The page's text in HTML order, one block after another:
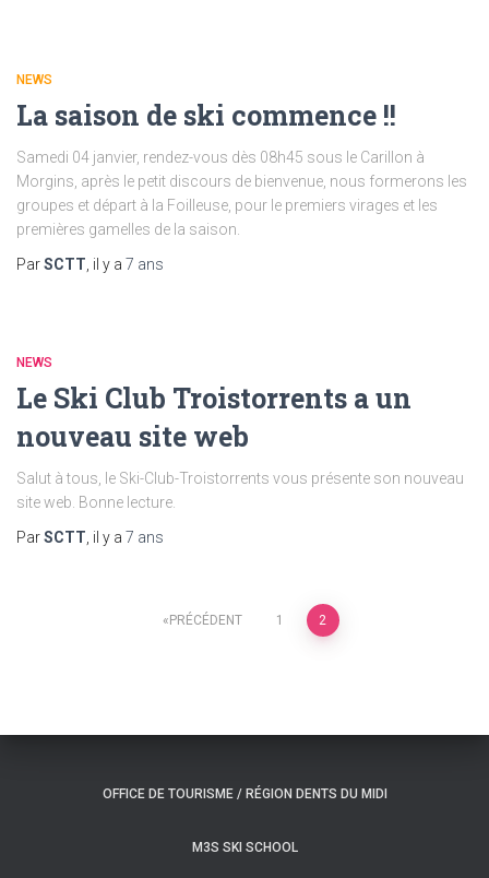
NEWS
La saison de ski commence !!
Samedi 04 janvier, rendez-vous dès 08h45 sous le Carillon à
Morgins, après le petit discours de bienvenue, nous formerons les
groupes et départ à la Foilleuse, pour le premiers virages et les
premières gamelles de la saison.
ParSCTT , il y a 7 ans
NEWS
Le Ski Club Troistorrents a un
nouveau site web
Salut à tous, le Ski-Club-Troistorrents vous présente son nouveau
site web. Bonne lecture.
ParSCTT , il y a 7 ans
PRÉCÉDENT 1 2
OFFICE DE TOURISME / RÉGION DENTS DU MIDI
M3S SKI SCHOOL